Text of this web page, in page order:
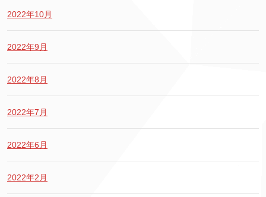
2022年10月
2022年9月
2022年8月
2022年7月
2022年6月
2022年2月